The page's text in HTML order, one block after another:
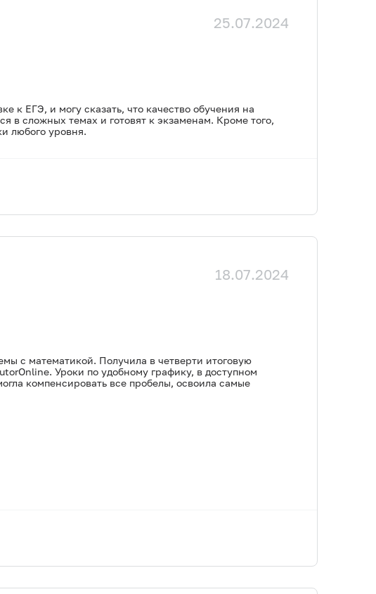
25.07.2024
к ЕГЭ, и могу сказать, что качество обучения на
в сложных темах и готовят к экзаменам. Кроме того,
любого уровня.
18.07.2024
с математикой. Получила в четверти итоговую
Уроки по удобному графику, в доступном
компенсировать все пробелы, освоила самые